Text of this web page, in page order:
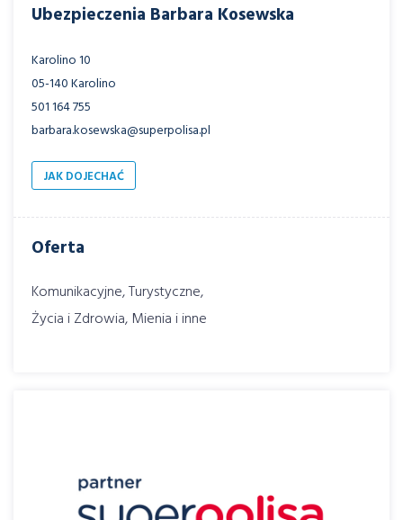
Ubezpieczenia Barbara Kosewska
Karolino 10
05-140 Karolino
501 164 755
barbara.kosewska@superpolisa.pl
JAK DOJECHAĆ
Oferta
Komunikacyjne, Turystyczne,
Życia i Zdrowia, Mienia i inne